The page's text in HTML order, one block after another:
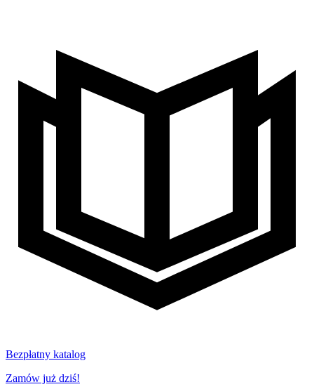
Bezpłatny katalog
Zamów już dziś!